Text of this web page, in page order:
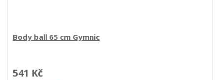
Body ball 65 cm Gymnic
541 Kč